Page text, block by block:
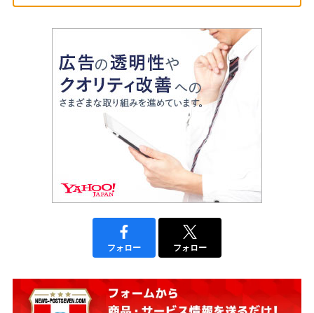
フォロー フォロー